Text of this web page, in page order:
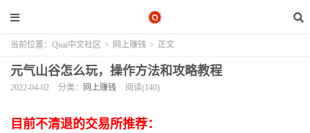
当前位置： Quai中文社区 > 网上赚钱 > 正文
元气山谷怎么玩，操作方法和攻略教程
2022-04-02 分类： 网上赚钱 阅读(140)
目前不清退的交易所推荐：